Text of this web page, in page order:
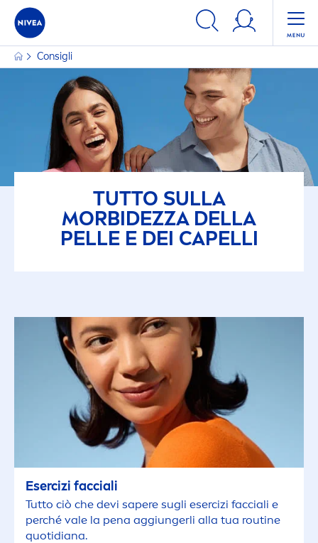
Consigli
TUTTO SULLA
MORBIDEZZA DELLA
PELLE E DEI CAPELLI
Esercizi facciali
Tutto ciò che devi sapere sugli esercizi facciali e
perché vale la pena aggiungerli alla tua routine
quotidiana.